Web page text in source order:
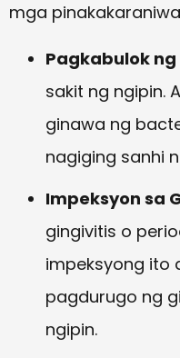
mga
Pagkabulok
sakit ng ngipin.
ginawa ng
nagiging sanhi
Impeksyon sa
gingivitis o
impeksyong ito
pagdurugo ng
ngipin.